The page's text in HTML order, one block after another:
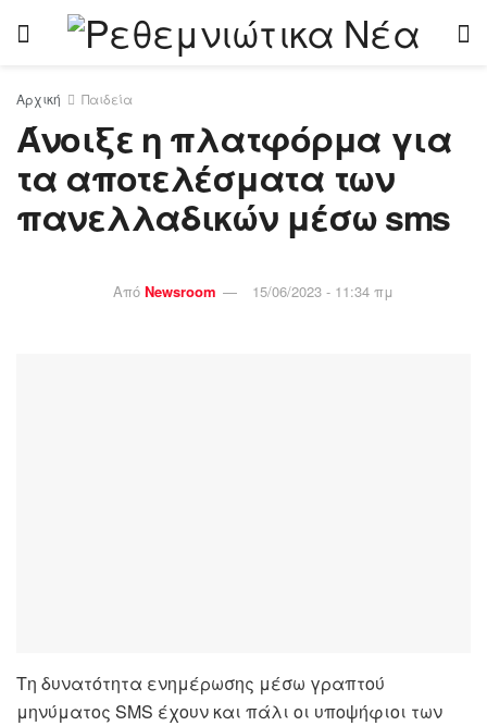
Αρχική Παιδεία
Άνοιξε η πλατφόρμα για
τα αποτελέσματα των
πανελλαδικών μέσω sms
Από Newsroom 15/06/2023 - 11:34 πμ
Τη δυνατότητα ενημέρωσης μέσω γραπτού
μηνύματος SMS έχουν και πάλι οι υποψήφιοι των